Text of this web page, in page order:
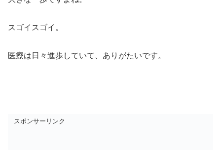
スゴイスゴイ。
医療は日々進歩していて、ありがたいです。
スポンサーリンク